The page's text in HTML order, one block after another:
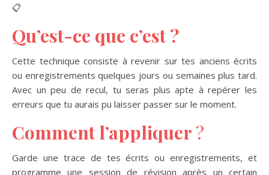
📋
Qu’est-ce que c’est ?
Cette technique consiste à revenir sur tes anciens écrits
ou enregistrements quelques jours ou semaines plus tard.
Avec un peu de recul, tu seras plus apte à repérer les
erreurs que tu aurais pu laisser passer sur le moment.
Comment l’appliquer ?
Garde une trace de tes écrits ou enregistrements, et
programme une session de révision après un certain